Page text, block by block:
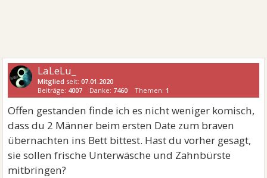
LaLeLu_
Mitglied seit:07.01.2020
Beiträge: 4007 Danke: 7460 Themen: 1
Offen gestanden finde ich es nicht weniger komisch,
dass du 2 Männer beim ersten Date zum braven
übernachten ins Bett bittest. Hast du vorher gesagt,
sie sollen frische Unterwäsche und Zahnbürste
mitbringen?